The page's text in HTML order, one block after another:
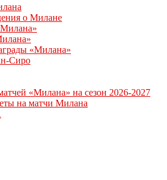
о Милане
«Милана»
Сиро
«Милана» на сезон 2026-2027
на матчи Милана